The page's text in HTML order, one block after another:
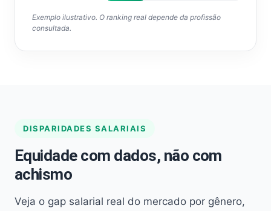
Exemplo ilustrativo. O ranking real depende da profissão
consultada.
DISPARIDADES SALARIAIS
Equidade com dados, não com
achismo
Veja o gap salarial real do mercado por gênero,